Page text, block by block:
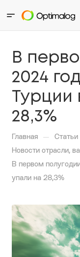
В
2024
28,3%
Главная — Статьи
Новости отрасли,
В первом
упали на 28,3%